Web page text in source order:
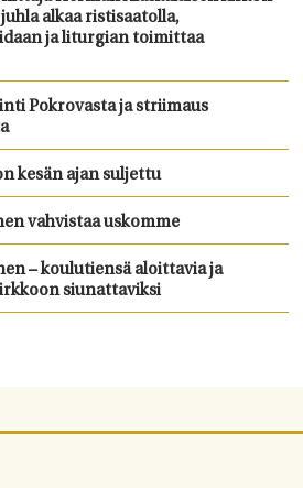
alkaa ristisaatolla,
ja liturgian toimittaa
Pokrovasta ja striimaus
kesän ajan suljettu
vahvistaa uskomme
– koulutiensä aloittavia ja
siunattaviksi